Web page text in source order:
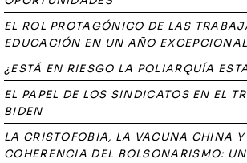
EL ROL PROTAGÓNICO DE LAS
EDUCACIÓN EN UN AÑO EXCEPCIONAL
¿ESTÁ EN RIESGO LA POLIARQUÍA
EL PAPEL DE LOS SINDICATOS EN EL
BIDEN
LA CRISTOFOBIA, LA VACUNA CHINA Y
COHERENCIA DEL BOLSONARISMO: